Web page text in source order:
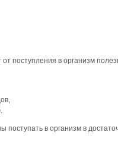
поступления в организм
в организм в